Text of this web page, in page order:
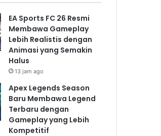
EA Sports FC 26 Resmi
Membawa Gameplay
Lebih Realistis dengan
Animasi yang Semakin
Halus
13 jam ago
Apex Legends Season
Baru Membawa Legend
Terbaru dengan
Gameplay yang Lebih
Kompetitif